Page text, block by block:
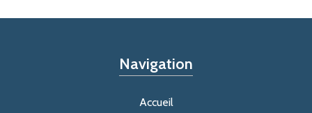
Navigation
Accueil